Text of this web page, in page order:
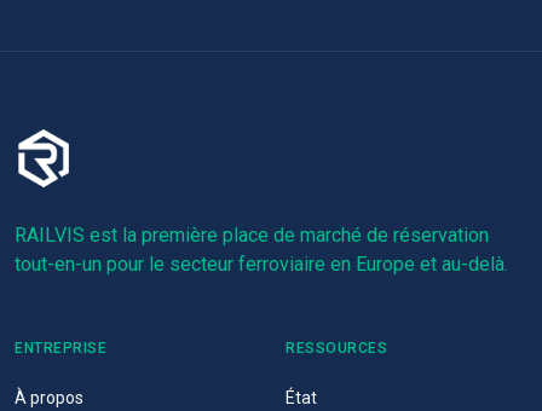
RAILVIS est la première place de marché de réservation
tout-en-un pour le secteur ferroviaire en Europe et au-delà.
ENTREPRISE
À propos
RESSOURCES
État